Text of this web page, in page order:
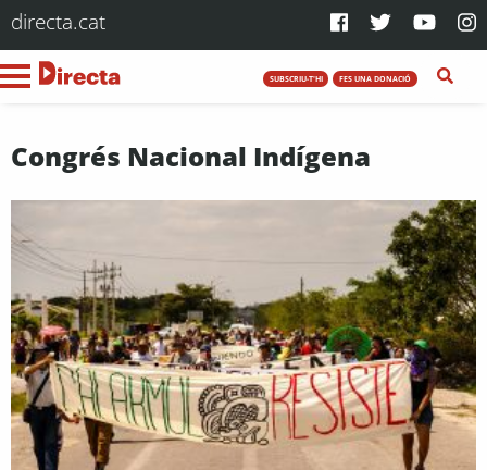
directa.cat
SUBSCRIU-T'HI FES UNA DONACIÓ
Congrés Nacional Indígena